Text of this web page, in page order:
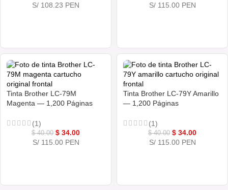
S/ 108.23 PEN
S/ 115.00 PEN
Tinta Brother LC-79M
Magenta — 1,200 Páginas
(1)
$40.00 $ 34.00
S/ 115.00 PEN
Tinta Brother LC-79Y Amarillo
— 1,200 Páginas
(1)
$40.00 $ 34.00
S/ 115.00 PEN